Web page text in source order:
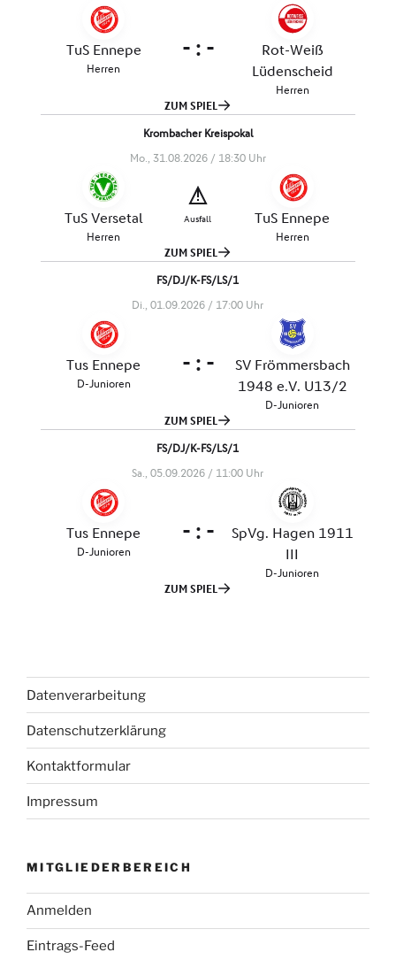
Datenverarbeitung
Datenschutzerklärung
Kontaktformular
Impressum
MITGLIEDERBEREICH
Anmelden
Eintrags-Feed